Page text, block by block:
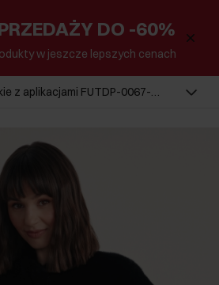
DO -60%
w jeszcze lepszych cenach
z aplikacjami FUTDP-0067-